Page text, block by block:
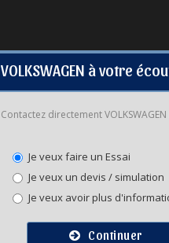
VOLKSWAGEN à votre
Contactez directement
Je veux faire un Essai
Je veux un devis / simulation
Je veux avoir plus
Continuer